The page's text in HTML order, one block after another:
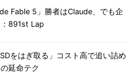
Fable 5」勝者はClaude、でも企
891st Lap
をはぎ取る」コスト高で追い詰め
延命テク